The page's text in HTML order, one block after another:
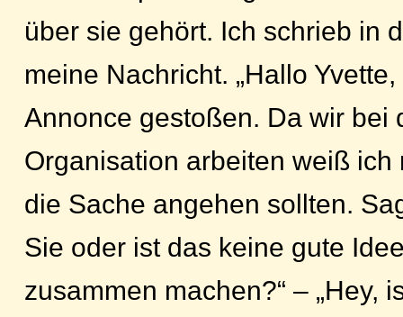
über sie gehört. Ich schrieb in
meine Nachricht. „Hallo
Annonce gestoßen. Da wir bei
Organisation arbeiten weiß ich
die Sache angehen sollten.
Sie oder ist das keine gute
zusammen machen?“ – „Hey,